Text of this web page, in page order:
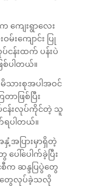
ကျေးရွာလေး
းကျောင်း ပြု
ငန်းထက် ပန်းပဲ
စ်ပါတယ်။
မိသားစုအပါအဝင်
ဖြစ်ပြီး
ငန်းလုပ်ကိုင်တဲ့ သူ
ရပါတယ်။
နှံ့အပြားမှာရှိတဲ့
ေါ်ပေါက်ခဲ့ပြီး
က ဆန္ဒပြပွဲတွေ
တွေလုပ်ခဲ့သလို